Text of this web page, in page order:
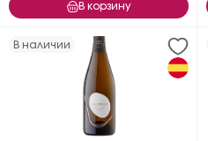
В корзину
В наличии